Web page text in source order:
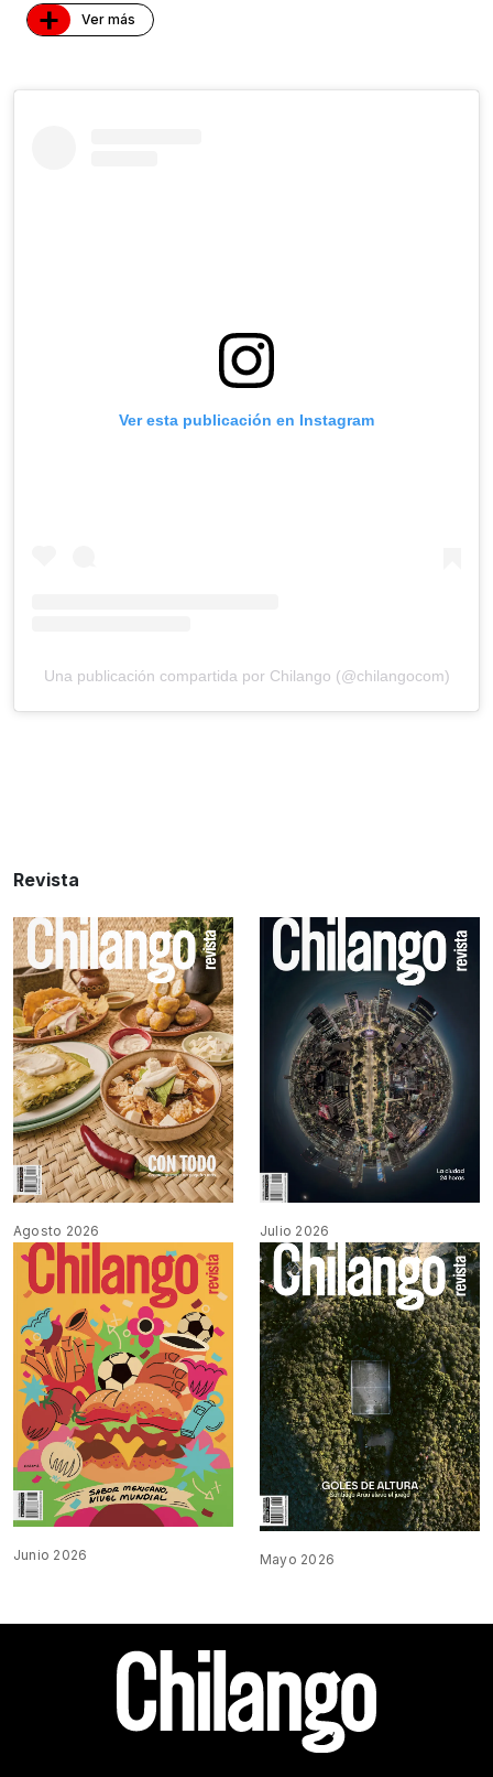
+ Ver más
Ver esta publicación en Instagram
Una publicación compartida por Chilango (@chilangocom)
Revista
Agosto 2026 Julio 2026
Junio 2026 Mayo 2026